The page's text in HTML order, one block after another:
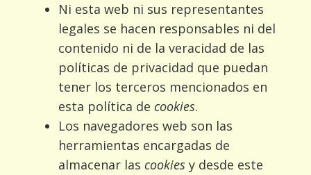
Ni esta web ni sus representantes
legales se hacen responsables ni del
contenido ni de la veracidad de las
políticas de privacidad que puedan
tener los terceros mencionados en
esta política de cookies.
Los navegadores web son las
herramientas encargadas de
almacenar las cookies y desde este